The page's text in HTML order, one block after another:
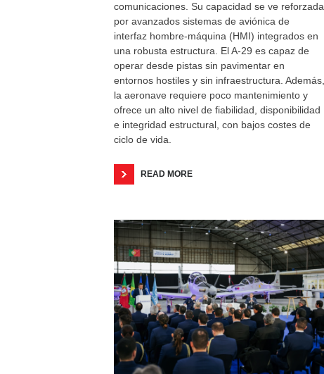
comunicaciones. Su capacidad se ve reforzada
por avanzados sistemas de aviónica de
interfaz hombre-máquina (HMI) integrados en
una robusta estructura. El A-29 es capaz de
operar desde pistas sin pavimentar en
entornos hostiles y sin infraestructura. Además,
la aeronave requiere poco mantenimiento y
ofrece un alto nivel de fiabilidad, disponibilidad
e integridad estructural, con bajos costes de
ciclo de vida.
READ MORE